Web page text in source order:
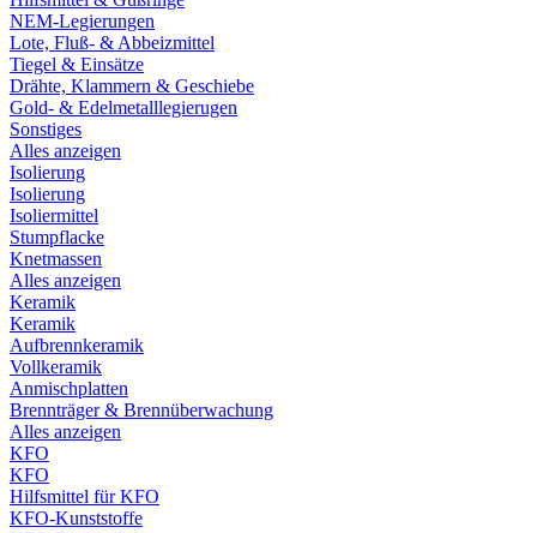
NEM-Legierungen
Lote, Fluß- & Abbeizmittel
Tiegel & Einsätze
Drähte, Klammern & Geschiebe
Gold- & Edelmetalllegierugen
Sonstiges
Alles anzeigen
Isolierung
Isolierung
Isoliermittel
Stumpflacke
Knetmassen
Alles anzeigen
Keramik
Keramik
Aufbrennkeramik
Vollkeramik
Anmischplatten
Brennträger & Brennüberwachung
Alles anzeigen
KFO
KFO
Hilfsmittel für KFO
KFO-Kunststoffe